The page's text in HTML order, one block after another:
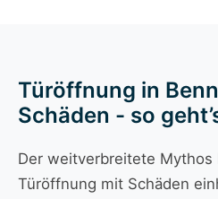
Türöffnung in
Schäden - so
Der weitverbreitete Mythos
Türöffnung mit Schäden